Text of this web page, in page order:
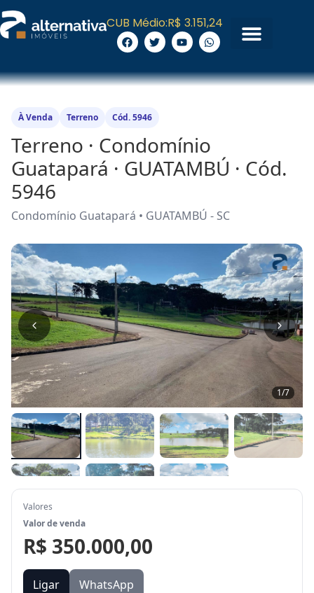
CUB Médio:R$ 3.151,24
À Venda Terreno Cód. 5946
Terreno · Condomínio
Guatapará · GUATAMBÚ · Cód.
5946
Condomínio Guatapará • GUATAMBÚ - SC
1/7
Valores
Valor de venda
R$ 350.000,00
Ligar WhatsApp